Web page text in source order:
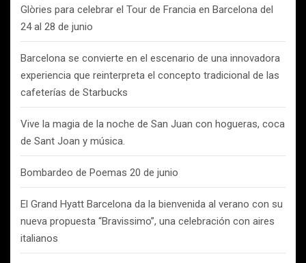
Glòries para celebrar el Tour de Francia en Barcelona del
24 al 28 de junio
Barcelona se convierte en el escenario de una innovadora
experiencia que reinterpreta el concepto tradicional de las
cafeterías de Starbucks
Vive la magia de la noche de San Juan con hogueras, coca
de Sant Joan y música.
Bombardeo de Poemas 20 de junio
El Grand Hyatt Barcelona da la bienvenida al verano con su
nueva propuesta “Bravissimo”, una celebración con aires
italianos